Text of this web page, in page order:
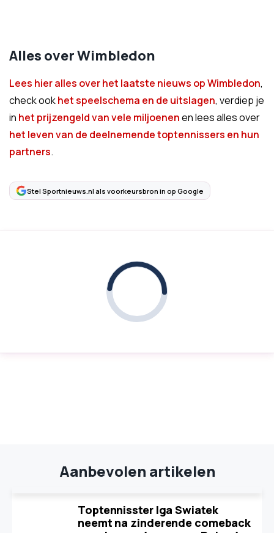
Alles over Wimbledon
Lees hier alles over het laatste nieuws op Wimbledon,
check ookhet speelschema en de uitslagen, verdiep je
in het prijzengeld van vele miljoenenen lees alles over
het leven van de deelnemende toptennissers en hun
partners.
Stel Sportnieuws.nl als voorkeursbron in op Google
Aanbevolen artikelen
Toptennisster Iga Swiatek
neemt na zinderende comeback